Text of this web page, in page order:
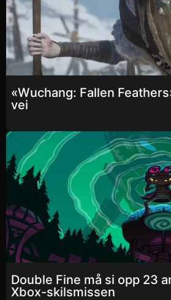
«Wuchang: Fallen
vei
Double Fine må si opp 23
Xbox-skilsmissen